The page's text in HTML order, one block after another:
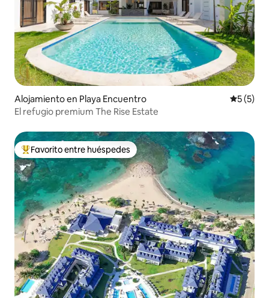
Alojamiento en Playa Encuentro
5 (5)
El refugio premium The Rise Estate
Favorito entre los huéspedes más destacados
Favorito entre huéspedes